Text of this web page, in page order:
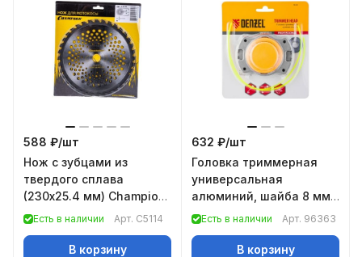
588 ₽/шт
Нож с зубцами из
твердого сплава
(230х25.4 мм) Champion
C5114
Есть в наличии Арт. C5114
В корзину
632 ₽/шт
Головка триммерная
универсальная
алюминий, шайба 8 мм,
10мм// Denzel
Есть в наличии Арт. 96363
В корзину